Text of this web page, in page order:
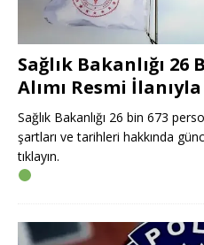
Sağlık Bakanlığı 26
Alımı Resmi
Sağlık Bakanlığı 26 bin 673
şartları ve tarihleri hakkında
tıklayın.